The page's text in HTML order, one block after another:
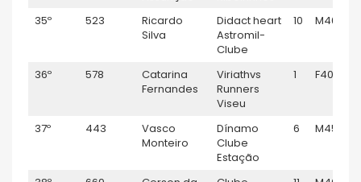
35º 523
Ricardo
Silva
Didact heart
Astromil-
Clube
10 M40
36º 578
Catarina
Fernandes
Viriathvs
Runners
Viseu
1 F40
37º 443
Vasco
Monteiro
Dínamo
Clube
Estação
6 M45